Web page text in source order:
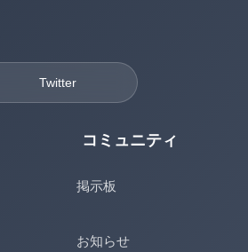
Twitter
コミュニティ
掲示板
お知らせ